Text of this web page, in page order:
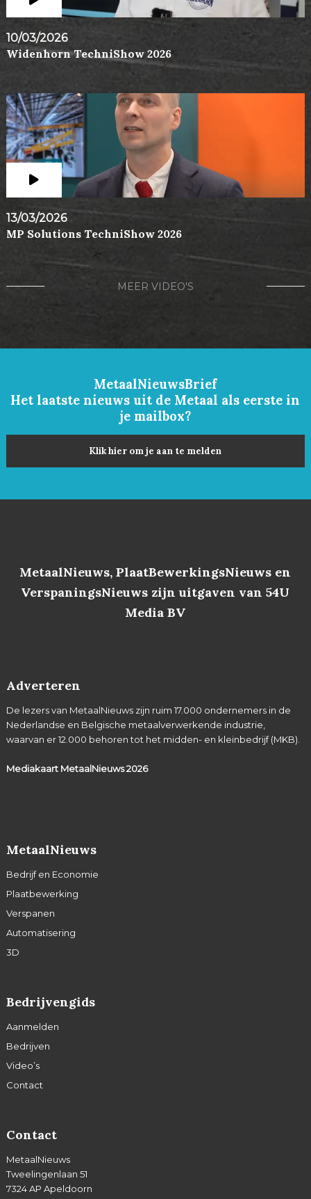
10/03/2026
Widenhorn TechniShow 2026
13/03/2026
MP Solutions TechniShow 2026
MEER VIDEO'S
MetaalNieuwsBrief
Het laatste nieuws uit de Metaal als eerste in
je mailbox?
Klik hier om je aan te melden
MetaalNieuws, PlaatBewerkingsNieuws en
VerspaningsNieuws zijn uitgaven van 54U
Media BV
Adverteren
De lezers van MetaalNieuws zijn ruim 17.000 ondernemers in de
Nederlandse en Belgische metaalverwerkende industrie,
waarvan er 12.000 behoren tot het midden- en kleinbedrijf (MKB).
Mediakaart MetaalNieuws2026
MetaalNieuws
Bedrijf en Economie
Plaatbewerking
Verspanen
Automatisering
3D
Bedrijvengids
Aanmelden
Bedrijven
Video’s
Contact
Contact
MetaalNieuws
Tweelingenlaan 51
7324 AP Apeldoorn